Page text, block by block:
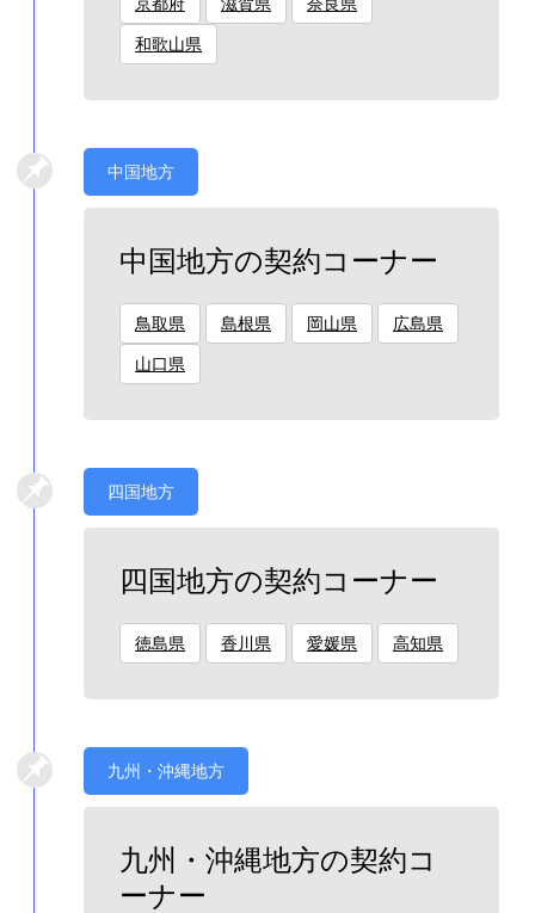
和歌山県
中国地方
中国地方の契約コーナー
鳥取県 島根県 岡山県 広島県
山口県
四国地方
四国地方の契約コーナー
徳島県 香川県 愛媛県 高知県
九州・沖縄地方
九州・沖縄地方の契約コ
ーナー